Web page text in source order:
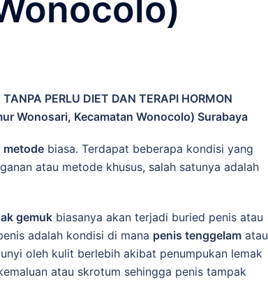
PERLU DIET DAN TERAPI HORMON
Wonosari, Kecamatan Wonocolo) Surabaya
metode biasa. Terdapat beberapa kondisi yang
atau metode khusus, salah satunya adalah
gemuk biasanya akan terjadi buried penis atau
adalah kondisi di mana penis tenggelam atau
oleh kulit berlebih akibat penumpukan lemak
atau skrotum sehingga penis tampak